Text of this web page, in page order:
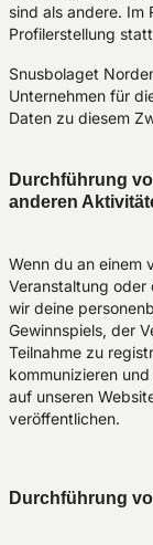
sind als andere. Im
Profilerstellung
Snusbolaget
Unternehmen für
Daten zu diesem
Durchführung
anderen
Wenn du an einem
Veranstaltung oder
wir deine
Gewinnspiels, der
Teilnahme zu
kommunizieren
auf unseren
veröffentlichen.
Durchführung